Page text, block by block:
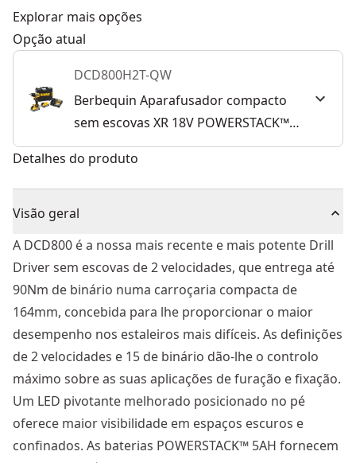
Explorar mais opções
Opção atual
DCD800H2T-QW
Berbequin Aparafusador compacto
sem escovas XR 18V POWERSTACK™
Li-Ion 5Ah
Detalhes do produto
Visão geral
A DCD800 é a nossa mais recente e mais potente Drill
Driver sem escovas de 2 velocidades, que entrega até
90Nm de binário numa carroçaria compacta de
164mm, concebida para lhe proporcionar o maior
desempenho nos estaleiros mais difíceis. As definições
de 2 velocidades e 15 de binário dão-lhe o controlo
máximo sobre as suas aplicações de furação e fixação.
Um LED pivotante melhorado posicionado no pé
oferece maior visibilidade em espaços escuros e
confinados. As baterias POWERSTACK™ 5AH fornecem